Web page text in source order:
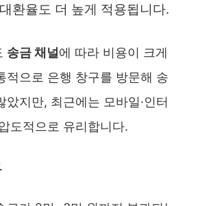
환율도 더 높게 적용됩니다.
송금 채널에 따라 비용이 크게
적으로 은행 창구를 방문해 송
았지만, 최근에는 모바일·인터
도적으로 유리합니다.